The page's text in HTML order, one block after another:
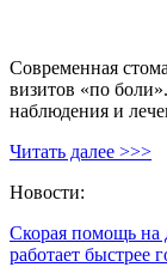
Современная
визитов «по
наблюдения и
Читать далее >>>
Новости:
Скорая помощь на
работает быстрее